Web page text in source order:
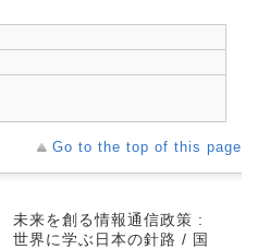
Go to the top of this page
未来を創る情報通信政策 :
世界に学ぶ日本の針路 / 国